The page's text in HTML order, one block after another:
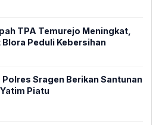
TPA Temurejo Meningkat,
Peduli Kebersihan
Sragen Berikan Santunan
Piatu